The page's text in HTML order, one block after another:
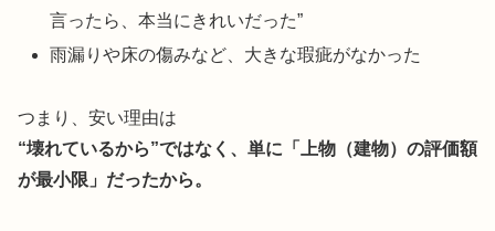
言ったら、本当にきれいだった”
雨漏りや床の傷みなど、大きな瑕疵がなかった
つまり、安い理由は
“壊れているから”ではなく、単に「上物（建物）の評価額
が最小限」だったから。